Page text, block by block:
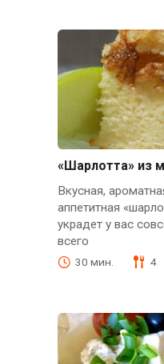
«Шарлотта» из
Вкусная,
аппетитная
украдет у вас
всего
30 мин. 4